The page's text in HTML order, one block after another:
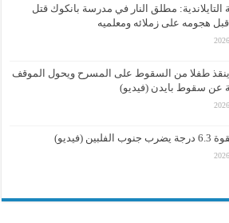
التايلاندية: مطلق النار في مدرسة بانكوك قتل
قبل هجومه على زملائه ومعلميه
طفلا من السقوط على المسرح ويحول الموقف
عن سقوط بايدن (فيديو)
(فيديو)